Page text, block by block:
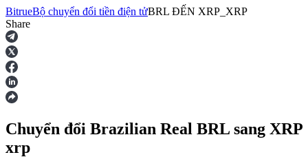
Hợp đồng tương lai
BitrueBộ chuyển đổi tiền điện tửBRL ĐẾN XRP_XRP
Share
Chuyển đổi Brazilian Real BRL sang XRP
xrp